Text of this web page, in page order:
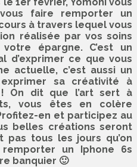
faire remporter un
à travers lequel vous
réalisée par vos soins
épargne. C’est un
d’exprimer ce que vous
actuelle, c’est aussi un
sa créativité à
On dit que l’art sert à
vous êtes en colère
en et participez au
belles créations seront
pas tous les jours qu’on
un Iphone 6s
banquier 🙂